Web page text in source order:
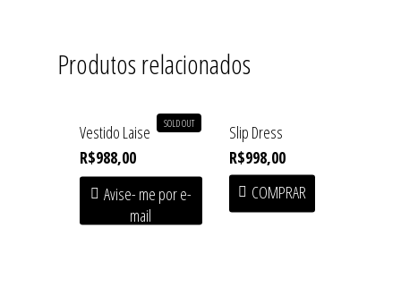
Produtos relacionados
Vestido Laise
R$988,00
Avise- me por e-
mail
SOLD OUT
Slip Dress
R$998,00
COMPRAR
Home